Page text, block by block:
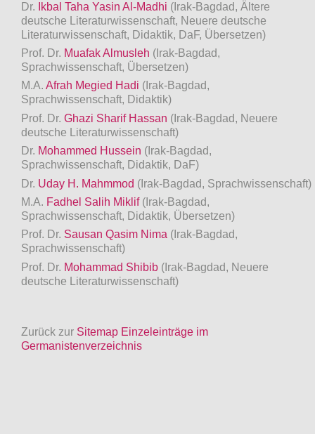
Dr.
Ikbal Taha Yasin Al-Madhi (Irak-Bagdad, Ältere
deutsche Literaturwissenschaft, Neuere deutsche
Literaturwissenschaft, Didaktik, DaF, Übersetzen)
Prof. Dr. Muafak Almusleh (Irak-Bagdad,
Sprachwissenschaft, Übersetzen)
M.A. Afrah Megied Hadi (Irak-Bagdad,
Sprachwissenschaft, Didaktik)
Prof. Dr. Ghazi Sharif Hassan (Irak-Bagdad, Neuere
deutsche Literaturwissenschaft)
Dr. Mohammed Hussein (Irak-Bagdad,
Sprachwissenschaft, Didaktik, DaF)
Dr. Uday H. Mahmmod (Irak-Bagdad, Sprachwissenschaft)
M.A. Fadhel Salih Miklif (Irak-Bagdad,
Sprachwissenschaft, Didaktik, Übersetzen)
Prof. Dr. Sausan Qasim Nima (Irak-Bagdad,
Sprachwissenschaft)
Prof. Dr. Mohammad Shibib (Irak-Bagdad, Neuere
deutsche Literaturwissenschaft)
Zurück zur Sitemap Einzeleinträge im
Germanistenverzeichnis